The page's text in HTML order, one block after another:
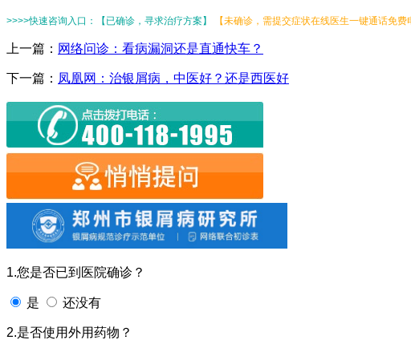
>>>>快速咨询入口：【已确诊，寻求治疗方案】 【未确诊，需提交症状在线医生一键通话免
上一篇： 网络问诊：看病漏洞还是直通快车？
下一篇： 凤凰网：治银屑病，中医好？还是西医好
1.您是否已到医院确诊？
是 还没有
2.是否使用外用药物？